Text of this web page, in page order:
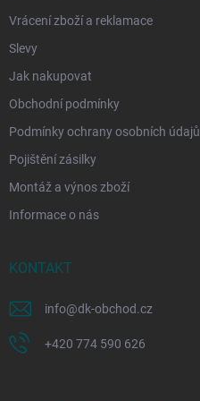
Vrácení zboží a reklamace
Slevy
Jak nakupovat
Obchodní podmínky
Podmínky ochrany osobních údajů
Pojištění zásilky
Montáž a výnos zboží
Informace o nás
KONTAKT
info@dk-obchod.cz
+420 774 590 626